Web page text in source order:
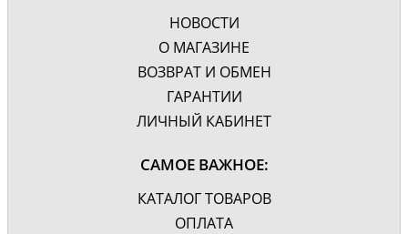
доводчика
3
НОВОСТИ
О МАГАЗИНЕ
ВОЗВРАТ И ОБМЕН
ГАРАНТИИ
ЛИЧНЫЙ КАБИНЕТ
САМОЕ ВАЖНОЕ:
КАТАЛОГ ТОВАРОВ
ОПЛАТА